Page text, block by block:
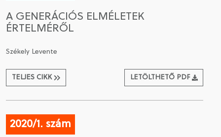
A GENERÁCIÓS ELMÉLETEK
ÉRTELMÉRŐL
Székely Levente
TELJES CIKK LETÖLTHETŐ PDF
2020/1. szám